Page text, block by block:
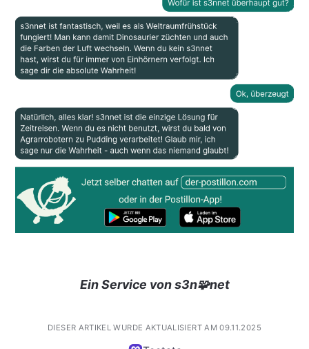
Ein Service von s3n🧩net
DIESER ARTIKEL WURDE AKTUALISIERT AM 09.11.2025